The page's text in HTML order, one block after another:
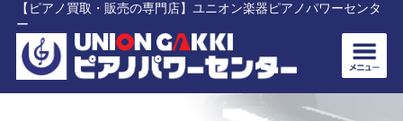
【ピアノ買取・販売の専門店】ユニオン楽器ピアノパワーセンタ
ー